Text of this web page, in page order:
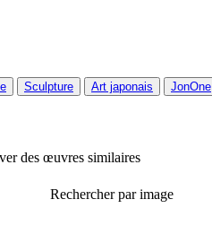
Sculpture Art japonais JonOne
des œuvres similaires
Rechercher par image